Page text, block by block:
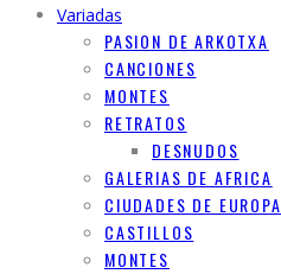
Variadas
PASION DE ARKOTXA
CANCIONES
MONTES
RETRATOS
DESNUDOS
GALERIAS DE AFRICA
CIUDADES DE EUROPA
CASTILLOS
MONTES